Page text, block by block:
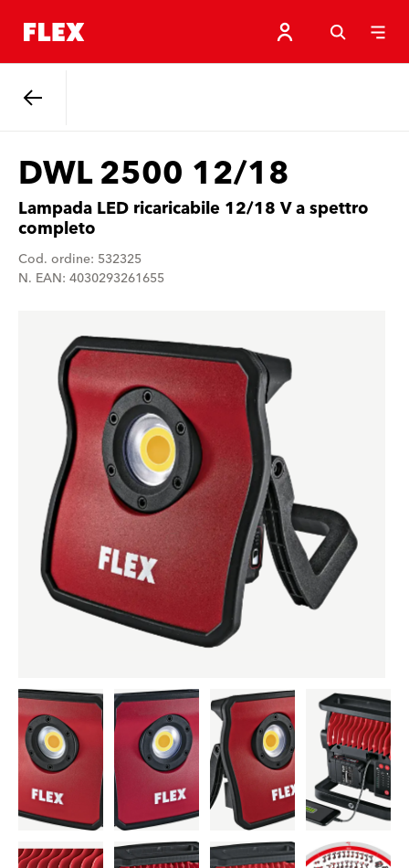
DWL 2500 12/18
Lampada LED ricaricabile 12/18 V a spettro
completo
Cod. ordine: 532325
N. EAN: 4030293261655